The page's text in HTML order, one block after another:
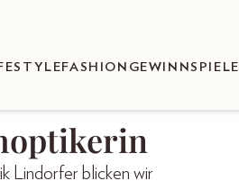
FASHION GEWINNSPIELE
Lindorfer blicken wir